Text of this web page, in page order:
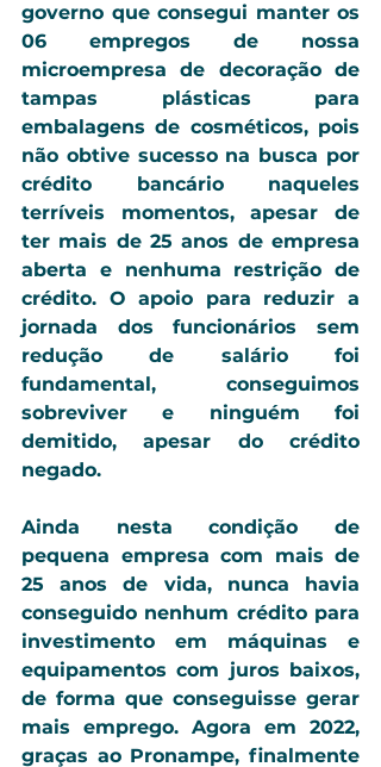
governo que consegui manter os
06 empregos de nossa
microempresa de decoração de
tampas plásticas para
embalagens de cosméticos, pois
não obtive sucesso na busca por
crédito bancário naqueles
terríveis momentos, apesar de
ter mais de 25 anos de empresa
aberta e nenhuma restrição de
crédito. O apoio para reduzir a
jornada dos funcionários sem
redução de salário foi
fundamental, conseguimos
sobreviver e ninguém foi
demitido, apesar do crédito
negado.
Ainda nesta condição de
pequena empresa com mais de
25 anos de vida, nunca havia
conseguido nenhum crédito para
investimento em máquinas e
equipamentos com juros baixos,
de forma que conseguisse gerar
mais emprego. Agora em 2022,
graças ao Pronampe, finalmente